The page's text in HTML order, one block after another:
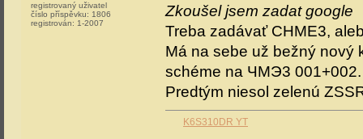
registrovaný uživatel
číslo příspěvku: 1806
registrován: 1-2007
Zkoušel jsem zadat google
Treba zadávať CHME3,
Má na sebe už bežný nový
schéme na ЧМЭ3 001+002.
Predtým niesol zelenú
K6S310DR YT